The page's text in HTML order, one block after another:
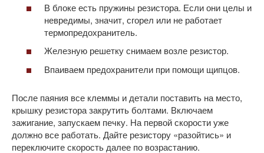
В блоке есть пружины резистора. Если они целы и
невредимы, значит, сгорел или не работает
термопредохранитель.
Железную решетку снимаем возле резистор.
Впаиваем предохранители при помощи щипцов.
После паяния все клеммы и детали поставить на место,
крышку резистора закрутить болтами. Включаем
зажигание, запускаем печку. На первой скорости уже
должно все работать. Дайте резистору «разойтись» и
переключите скорость далее по возрастанию.